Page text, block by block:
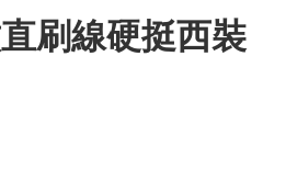
刷線硬挺西裝